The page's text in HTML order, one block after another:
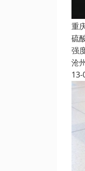
重
硫
强
沧
13-